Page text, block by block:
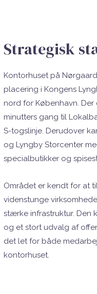
Strategisk
Kontorhuset på
placering i Kongens
nord for København. Der
minutters gang til
S-togslinje. Derudover
og Lyngby Storcenter
specialbutikker og
Området er kendt for at
videnstunge
stærke infrastruktur. Den
og et stort udvalg af
det let for både
kontorhuset.